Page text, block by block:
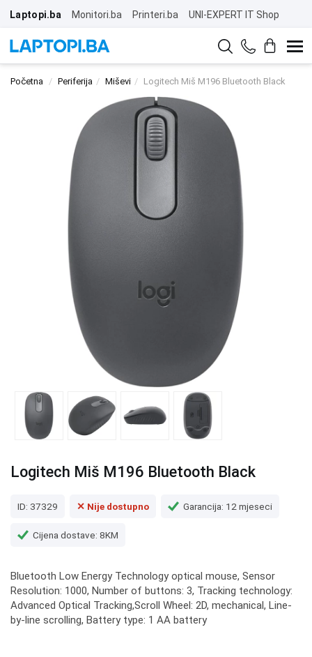
Laptopi.ba Monitori.ba Printeri.ba UNI-EXPERT IT Shop
Početna Periferija Miševi Logitech Miš M196 Bluetooth Black
Logitech Miš M196 Bluetooth Black
ID: 37329 ✕ Nije dostupno Garancija: 12 mjeseci
Cijena dostave: 8KM
Bluetooth Low Energy Technology optical mouse, Sensor
Resolution: 1000, Number of buttons: 3, Tracking technology:
Advanced Optical Tracking,Scroll Wheel: 2D, mechanical, Line-
by-line scrolling, Battery type: 1 AA battery